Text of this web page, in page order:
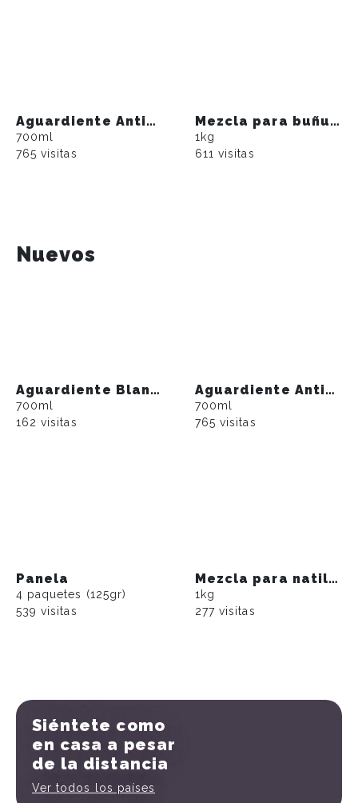
Aguardiente Antioqueño sin azúcar
700ml
765 visitas
Mezcla para buñuelos
1kg
611 visitas
Nuevos
Aguardiente Blanco del Valle sin azúcar
700ml
162 visitas
Aguardiente Antioqueño sin azúcar
700ml
765 visitas
Panela
4 paquetes (125gr)
539 visitas
Mezcla para natilla con panela
1kg
277 visitas
Siéntete como
en casa a pesar
de la distancia
Ver todos los países